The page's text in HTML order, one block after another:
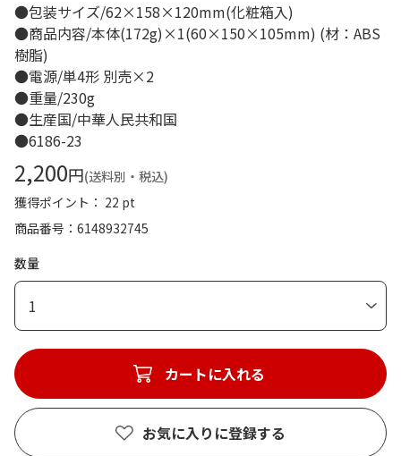
●包装サイズ/62×158×120mm(化粧箱入)
●商品内容/本体(172g)×1(60×150×105mm) (材：ABS
樹脂)
●電源/単4形 別売×2
●重量/230g
●生産国/中華人民共和国
●6186-23
2,200円(送料別・税込)
獲得ポイント： 22 pt
商品番号
6148932745
数量
1
カートに入れる
お気に入りに登録する